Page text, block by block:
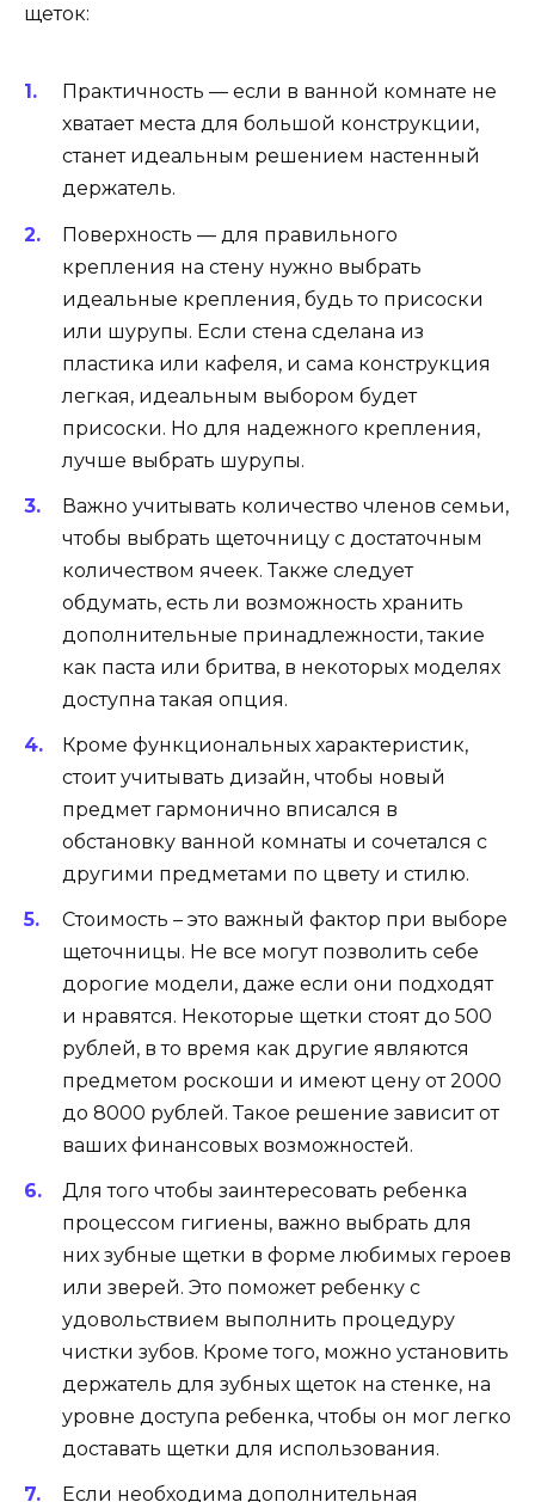
щеток:
Практичность — если в ванной комнате не
хватает места для большой конструкции,
станет идеальным решением настенный
держатель.
Поверхность — для правильного
крепления на стену нужно выбрать
идеальные крепления, будь то присоски
или шурупы. Если стена сделана из
пластика или кафеля, и сама конструкция
легкая, идеальным выбором будет
присоски. Но для надежного крепления,
лучше выбрать шурупы.
Важно учитывать количество членов семьи,
чтобы выбрать щеточницу с достаточным
количеством ячеек. Также следует
обдумать, есть ли возможность хранить
дополнительные принадлежности, такие
как паста или бритва, в некоторых моделях
доступна такая опция.
Кроме функциональных характеристик,
стоит учитывать дизайн, чтобы новый
предмет гармонично вписался в
обстановку ванной комнаты и сочетался с
другими предметами по цвету и стилю.
Стоимость – это важный фактор при выборе
щеточницы. Не все могут позволить себе
дорогие модели, даже если они подходят
и нравятся. Некоторые щетки стоят до 500
рублей, в то время как другие являются
предметом роскоши и имеют цену от 2000
до 8000 рублей. Такое решение зависит от
ваших финансовых возможностей.
Для того чтобы заинтересовать ребенка
процессом гигиены, важно выбрать для
них зубные щетки в форме любимых героев
или зверей. Это поможет ребенку с
удовольствием выполнить процедуру
чистки зубов. Кроме того, можно установить
держатель для зубных щеток на стенке, на
уровне доступа ребенка, чтобы он мог легко
доставать щетки для использования.
Если необходима дополнительная